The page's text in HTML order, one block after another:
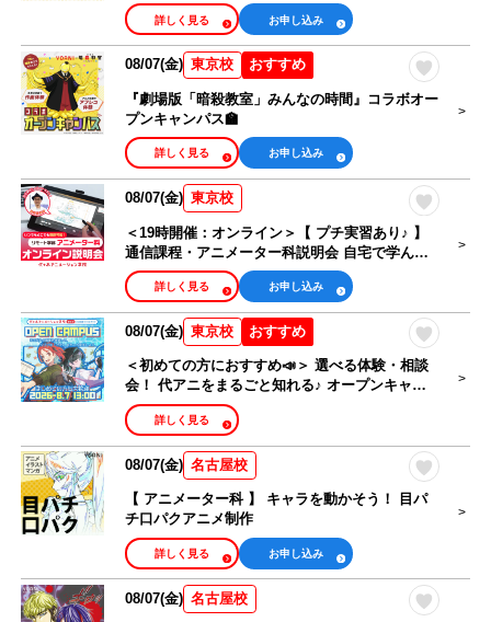
テクニック～
お申し込み
詳しく見る
おすすめ
08/07(金) 東京校
『劇場版「暗殺教室」みんなの時間』コラボオー
プンキャンパス🏫
お申し込み
詳しく見る
08/07(金) 東京校
＜19時開催：オンライン＞【 プチ実習あり♪ 】
通信課程・アニメーター科説明会 自宅で学んで
プロをめざそう！
お申し込み
詳しく見る
おすすめ
08/07(金) 東京校
＜初めての方におすすめ📣＞ 選べる体験・相談
会！ 代アニをまるごと知れる♪ オープンキャン
パス🎉
詳しく見る
08/07(金) 名古屋校
【 アニメーター科 】 キャラを動かそう！ 目パ
チ口パクアニメ制作
お申し込み
詳しく見る
08/07(金) 名古屋校